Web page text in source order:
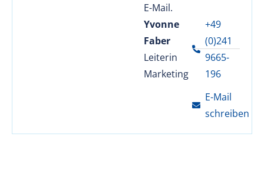
E-Mail.
Yvonne
Faber
Leiterin
Marketing
+49
(0)241
9665-
196
E-Mail
schreiben